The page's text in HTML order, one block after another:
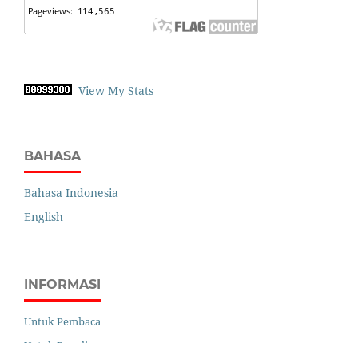
View My Stats
BAHASA
Bahasa Indonesia
English
INFORMASI
Untuk Pembaca